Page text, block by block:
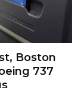
Boston
737